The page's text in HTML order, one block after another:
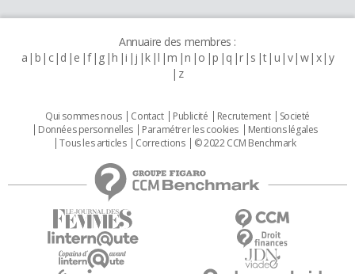
Annuaire des membres :
a b c d e f g h i j k l m n o p q r s t u v w x y
z
Qui sommes nous Contact Publicité Recrutement
Societé
Données personnelles
Paramétrer les cookies
Mentions légales
Tous les articles
Corrections © 2022 CCM Benchmark